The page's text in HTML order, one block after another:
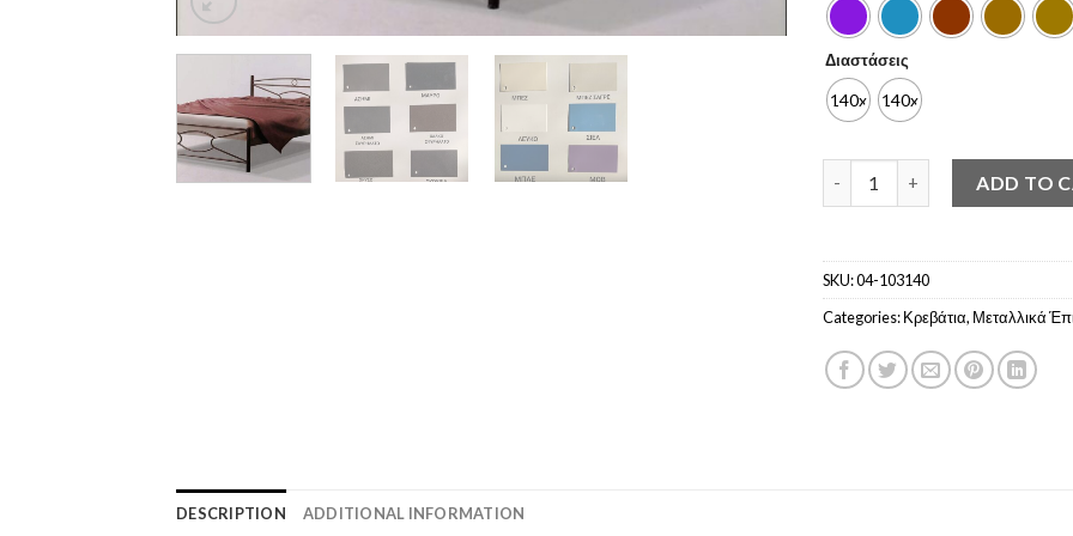
Διαστάσεις
140x190140x200
ADD TO
SKU:04-103140
Categories:Κρεβάτια, Μεταλλικά
DESCRIPTION ADDITIONAL INFORMATION